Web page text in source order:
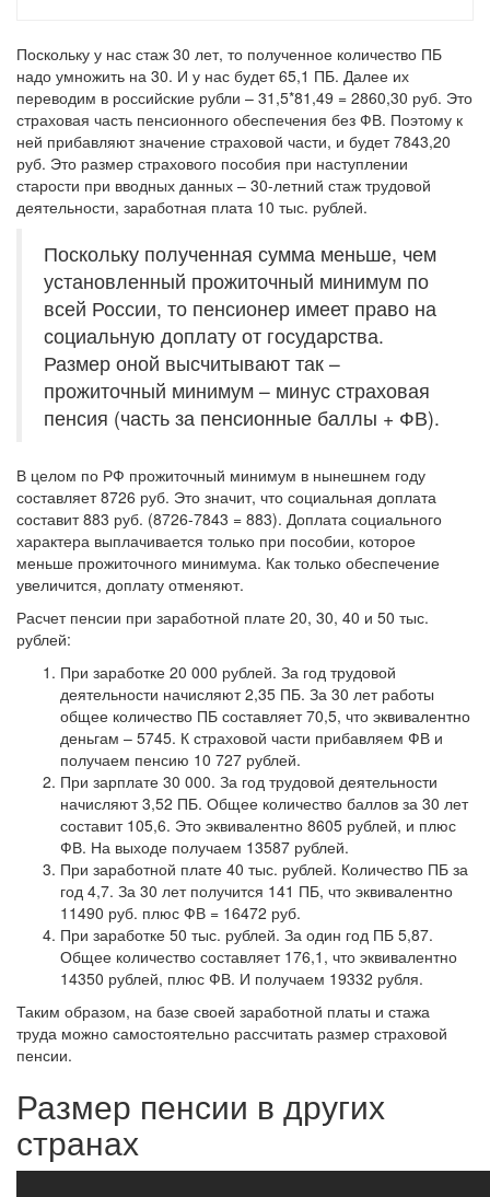
Поскольку у нас стаж 30 лет, то полученное количество ПБ
надо умножить на 30. И у нас будет 65,1 ПБ. Далее их
переводим в российские рубли – 31,5*81,49 = 2860,30 руб. Это
страховая часть пенсионного обеспечения без ФВ. Поэтому к
ней прибавляют значение страховой части, и будет 7843,20
руб. Это размер страхового пособия при наступлении
старости при вводных данных – 30-летний стаж трудовой
деятельности, заработная плата 10 тыс. рублей.
Поскольку полученная сумма меньше, чем
установленный прожиточный минимум по
всей России, то пенсионер имеет право на
социальную доплату от государства.
Размер оной высчитывают так –
прожиточный минимум – минус страховая
пенсия (часть за пенсионные баллы + ФВ).
В целом по РФ прожиточный минимум в нынешнем году
составляет 8726 руб. Это значит, что социальная доплата
составит 883 руб. (8726-7843 = 883). Доплата социального
характера выплачивается только при пособии, которое
меньше прожиточного минимума. Как только обеспечение
увеличится, доплату отменяют.
Расчет пенсии при заработной плате 20, 30, 40 и 50 тыс.
рублей:
При заработке 20 000 рублей. За год трудовой
деятельности начисляют 2,35 ПБ. За 30 лет работы
общее количество ПБ составляет 70,5, что эквивалентно
деньгам – 5745. К страховой части прибавляем ФВ и
получаем пенсию 10 727 рублей.
При зарплате 30 000. За год трудовой деятельности
начисляют 3,52 ПБ. Общее количество баллов за 30 лет
составит 105,6. Это эквивалентно 8605 рублей, и плюс
ФВ. На выходе получаем 13587 рублей.
При заработной плате 40 тыс. рублей. Количество ПБ за
год 4,7. За 30 лет получится 141 ПБ, что эквивалентно
11490 руб. плюс ФВ = 16472 руб.
При заработке 50 тыс. рублей. За один год ПБ 5,87.
Общее количество составляет 176,1, что эквивалентно
14350 рублей, плюс ФВ. И получаем 19332 рубля.
Таким образом, на базе своей заработной платы и стажа
труда можно самостоятельно рассчитать размер страховой
пенсии.
Размер пенсии в других
странах